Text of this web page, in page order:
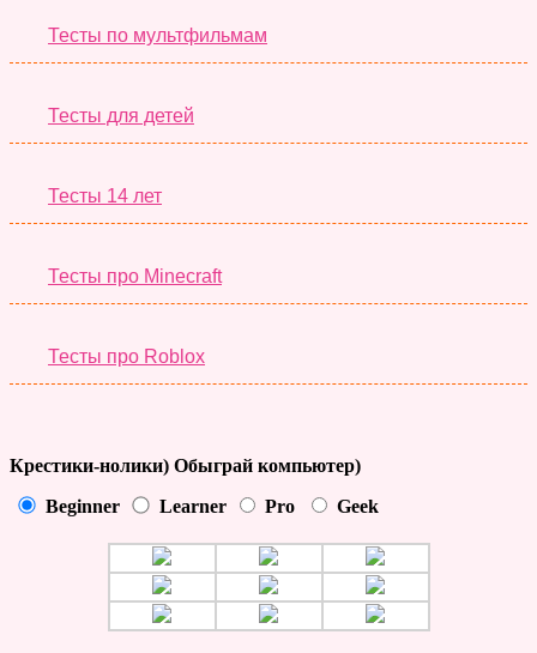
Тесты по мультфильмам
Тесты для детей
Тесты 14 лет
Тесты про Minecraft
Тесты про Roblox
Крестики-нолики) Обыграй компьютер)
Beginner Learner Pro Geek